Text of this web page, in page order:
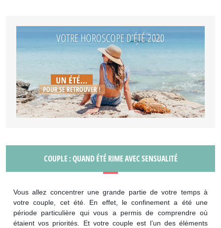
COUPLE : QUAND ÉTÉ RIME AVEC SENSUALITÉ
Vous allez concentrer une grande partie de votre temps à
votre couple, cet été. En effet, le confinement a été une
période particulière qui vous a permis de comprendre où
étaient vos priorités. Et votre couple est l’un des éléments